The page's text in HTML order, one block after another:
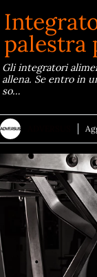
palestra
Gli integratori
allena. Se entro in
so…